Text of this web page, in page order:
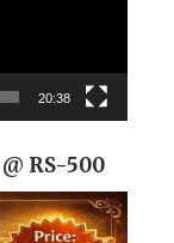
20:38
RS-500